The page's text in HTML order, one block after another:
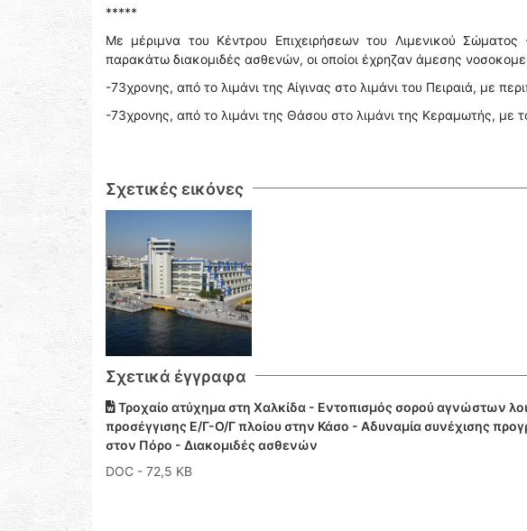
*****
Με μέριμνα του Κέντρου Επιχειρήσεων του Λιμενικού Σώματος
παρακάτω διακομιδές ασθενών, οι οποίοι έχρηζαν άμεσης
-73χρονης, από το λιμάνι της Αίγινας στο λιμάνι του Πειραιά, με
-73χρονης, από το λιμάνι της Θάσου στο λιμάνι της Κεραμωτής, με
Σχετικές εικόνες
Σχετικά έγγραφα
Τροχαίο ατύχημα στη Χαλκίδα - Εντοπισμός σορού αγνώστων
προσέγγισης Ε/Γ-Ο/Γ πλοίου στην Κάσο - Αδυναμία συνέχισης
στον Πόρο - Διακομιδές ασθενών
DOC - 72,5 KB